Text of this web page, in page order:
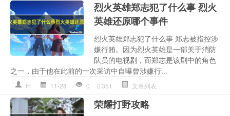
烈火英雄郑志犯了什么事 烈火
英雄还原哪个事件
烈火英雄郑志犯了什么事 郑志被指控涉
嫌行贿。因为烈火英雄是一部关于消防
队员的电视剧，而郑志是该剧中的角色
之一，由于他在此前的一次采访中自曝曾涉嫌行...
lh 11-28 0 351 文章列表
荣耀打野攻略